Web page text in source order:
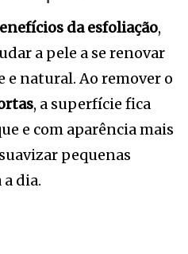
da esfoliação,
a pele a se renovar
e natural. Ao remover o
, a superfície fica
e com aparência mais
pequenas
dia.